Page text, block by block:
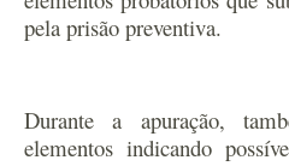
pela prisão preventiva.
Durante a apuração,
elementos indicando